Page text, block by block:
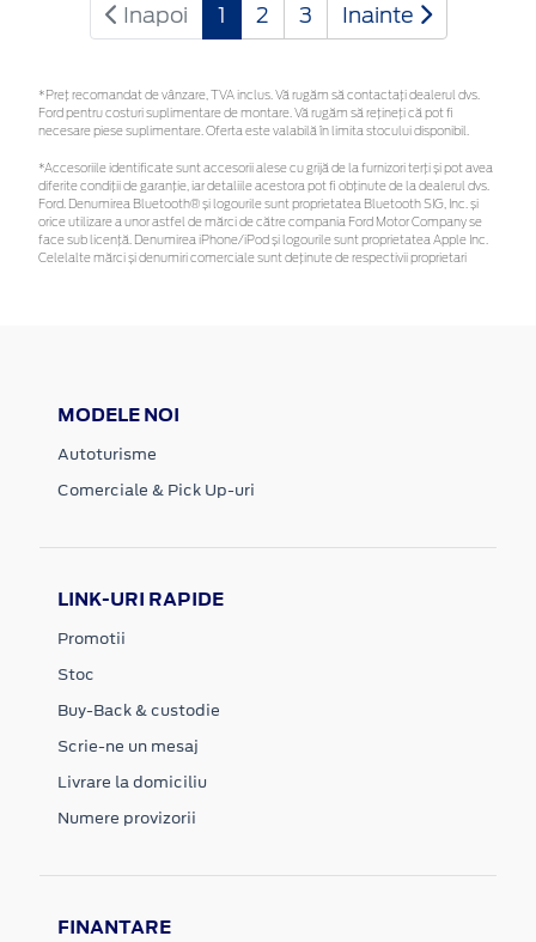
Inapoi 1 2 3 Inainte
*Preţ recomandat de vânzare, TVA inclus. Vă rugăm să contactaţi dealerul dvs.
Ford pentru costuri suplimentare de montare. Vă rugăm să rețineți că pot fi
necesare piese suplimentare. Oferta este valabilă în limita stocului disponibil.
*Accesoriile identificate sunt accesorii alese cu grijă de la furnizori terți și pot avea
diferite condiții de garanție, iar detaliile acestora pot fi obținute de la dealerul dvs.
Ford. Denumirea Bluetooth® și logourile sunt proprietatea Bluetooth SIG, Inc. și
orice utilizare a unor astfel de mărci de către compania Ford Motor Company se
face sub licență. Denumirea iPhone/iPod și logourile sunt proprietatea Apple Inc.
Celelalte mărci și denumiri comerciale sunt deținute de respectivii proprietari
MODELE NOI
Autoturisme
Comerciale & Pick Up-uri
LINK-URI RAPIDE
Promotii
Stoc
Buy-Back & custodie
Scrie-ne un mesaj
Livrare la domiciliu
Numere provizorii
FINANTARE